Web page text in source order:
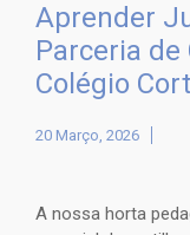
Aprender
Parceria
Colégio
20 Março, 2026
A nossa horta